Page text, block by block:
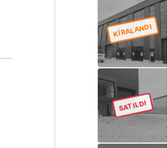
KİRALANDI
SATILDI